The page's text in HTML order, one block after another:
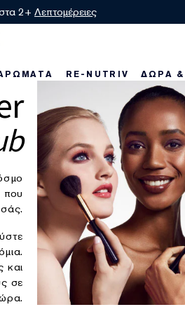
αγορές 75€/140€.Λεπτομέρειες
RE-NUTRIV ΔΩΡΑ
Favorites Best Sellers
Karlie's Favorites
Bronze Goddess
Regenerating Youth
που
και
σε